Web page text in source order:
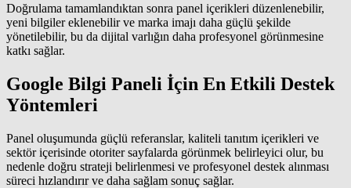
Doğrulama tamamlandıktan sonra panel içerikleri düzenlenebilir,
yeni bilgiler eklenebilir ve marka imajı daha güçlü şekilde
yönetilebilir, bu da dijital varlığın daha profesyonel görünmesine
katkı sağlar.
Google Bilgi Paneli İçin En Etkili Destek
Yöntemleri
Panel oluşumunda güçlü referanslar, kaliteli tanıtım içerikleri ve
sektör içerisinde otoriter sayfalarda görünmek belirleyici olur, bu
nedenle doğru strateji belirlenmesi ve profesyonel destek alınması
süreci hızlandırır ve daha sağlam sonuç sağlar.